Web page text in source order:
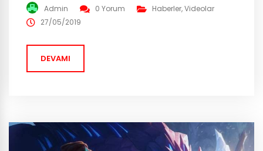
saatte 500 bin yeni kullanıcı geldiğini vurgulayan
yapımcı şirket, oyuncuların şu an bütün platformlarda
açıklamalarda Dauntless’ın ilerleyen zamanlarda
Nintendo Switch’e...
Admin 0 Yorum Haberler,Videolar
27/05/2019
DEVAMI